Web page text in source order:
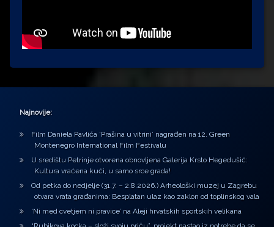
Najnovije:
Film Daniela Pavlića ‘Prašina u vitrini’ nagrađen na 12. Green
Montenegro International Film Festivalu
U središtu Petrinje otvorena obnovljena Galerija Krsto Hegedušić:
Kultura vraćena kući, u samo srce grada!
Od petka do nedjelje (31.7. – 2.8.2026.) Arheološki muzej u Zagrebu
otvara vrata građanima: Besplatan ulaz kao zaklon od toplinskog vala
‘Ni med cvetjem ni pravice’ na Aleji hrvatskih sportskih velikana